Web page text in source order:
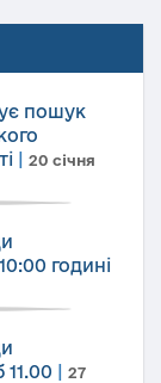
пошук
20 січня
годині
11.00
27